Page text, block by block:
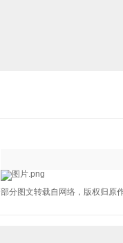
部分图文转载自网络，版权归原